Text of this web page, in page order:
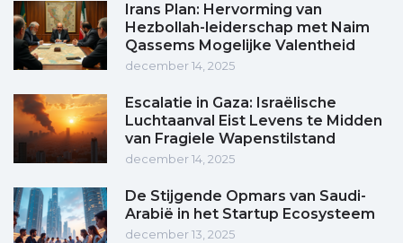
Irans Plan: Hervorming van
Hezbollah-leiderschap met Naim
Qassems Mogelijke Valentheid
december 14, 2025
Escalatie in Gaza: Israëlische
Luchtaanval Eist Levens te Midden
van Fragiele Wapenstilstand
december 14, 2025
De Stijgende Opmars van Saudi-
Arabië in het Startup Ecosysteem
december 13, 2025